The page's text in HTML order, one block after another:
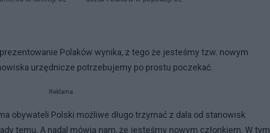
Polaków wynika, z tego że jesteśmy tzw. nowym
urzędnicze potrzebujemy po prostu poczekać.
Reklama
obywateli Polski możliwe długo trzymać z dala od stanowisk
temu. A nadal mówią nam, że jesteśmy nowym członkiem. W tym